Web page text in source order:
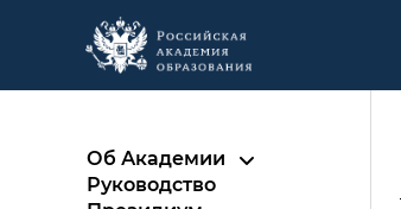
Об Академии
Руководство